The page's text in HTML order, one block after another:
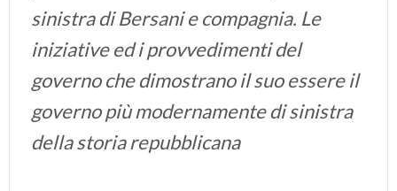
sinistra di Bersani e compagnia. Le
iniziative ed i provvedimenti del
governo che dimostrano il suo essere il
governo più modernamente di sinistra
della storia repubblicana